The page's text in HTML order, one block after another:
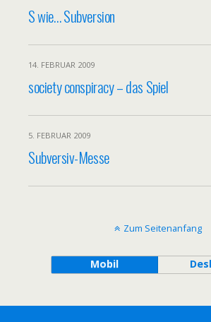
S wie… Subversion
14. FEBRUAR 2009
society conspiracy – das Spiel
5. FEBRUAR 2009
Subversiv-Messe
Zum Seitenanfang
Mobil